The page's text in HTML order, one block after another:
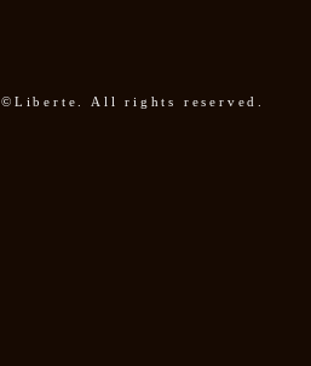
©Liberte. All rights reserved.